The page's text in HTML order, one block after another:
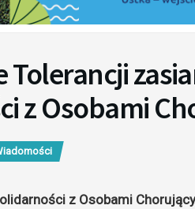
Tolerancji
z Osobami
z Osobami